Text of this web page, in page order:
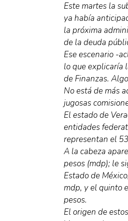
Este martes la
ya había
la próxima
de la deuda
Ese escenario -
lo que explicaría
de Finanzas.
No está de más
jugosas
El estado de
entidades
representan el
A la cabeza
pesos (mdp); le
Estado de
mdp, y el quinto
pesos.
El origen de